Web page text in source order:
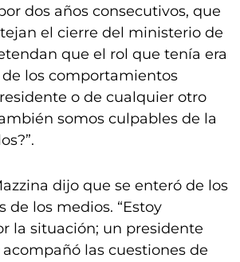
dos años consecutivos, que
el cierre del ministerio de
que el rol que tenía era
de los comportamientos
o de cualquier otro
somos culpables de la
dijo que se enteró de los
de los medios. “Estoy
la situación; un presidente
las cuestiones de